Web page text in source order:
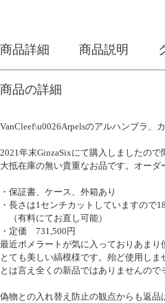
商品詳細 商品説明
商品の詳細
VanCleef\u0026Arpelsのアルハンブラ、
2021年末GinzaSixにて購入しましたの
大抵在庫の無い貴重なお品です。オー
・保証書、ケース、外箱あり
・長さは1センチカットしていますので
（有料にてお直し可能）
・定価 731,500円
最近ポメラートが気に入っておりあまり
とても美しい縞模様です。殆ど使用しま
とは言え全くの新品ではありませんので
偽物との入れ替え防止の観点からも返